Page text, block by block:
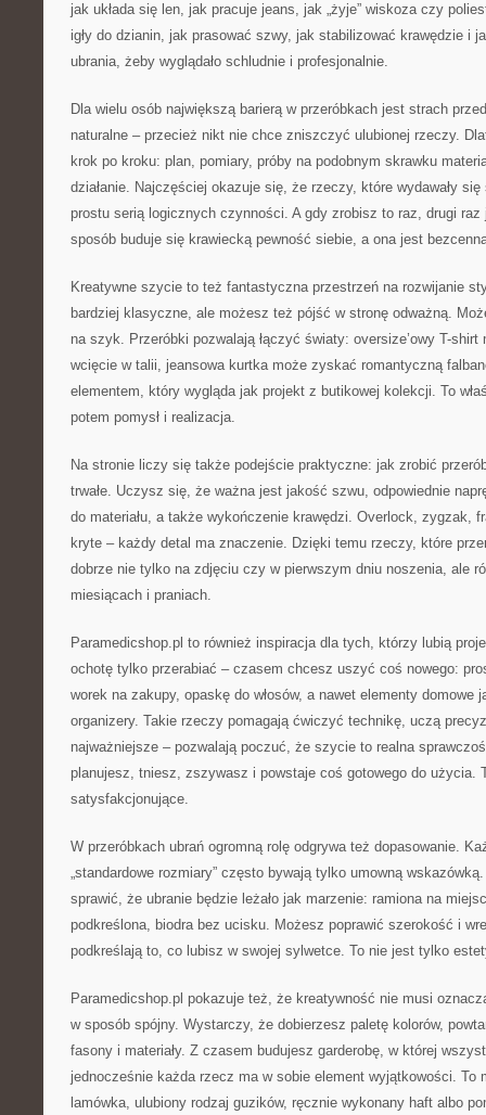
jak układa się len, jak pracuje jeans, jak „żyje” wiskoza czy
igły do dzianin, jak prasować szwy, jak stabilizować krawędzie i
ubrania, żeby wyglądało schludnie i profesjonalnie.
Dla wielu osób największą barierą w przeróbkach jest strach
naturalne – przecież nikt nie chce zniszczyć ulubionej rzeczy.
krok po kroku: plan, pomiary, próby na podobnym skrawku
działanie. Najczęściej okazuje się, że rzeczy, które wydawały
prostu serią logicznych czynności. A gdy zrobisz to raz, drugi raz
sposób buduje się krawiecką pewność siebie, a ona jest
Kreatywne szycie to też fantastyczna przestrzeń na rozwijanie
bardziej klasyczne, ale możesz też pójść w stronę odważną.
na szyk. Przeróbki pozwalają łączyć światy: oversize’owy T-
wcięcie w talii, jeansowa kurtka może zyskać romantyczną
elementem, który wygląda jak projekt z butikowej kolekcji. To
potem pomysł i realizacja.
Na stronie liczy się także podejście praktyczne: jak zrobić
trwałe. Uczysz się, że ważna jest jakość szwu, odpowiednie
do materiału, a także wykończenie krawędzi. Overlock, zygzak,
kryte – każdy detal ma znaczenie. Dzięki temu rzeczy, które
dobrze nie tylko na zdjęciu czy w pierwszym dniu noszenia, ale
miesiącach i praniach.
Paramedicshop.pl to również inspiracja dla tych, którzy lubią
ochotę tylko przerabiać – czasem chcesz uszyć coś nowego:
worek na zakupy, opaskę do włosów, a nawet elementy domowe
organizery. Takie rzeczy pomagają ćwiczyć technikę, uczą
najważniejsze – pozwalają poczuć, że szycie to realna
planujesz, tniesz, zszywasz i powstaje coś gotowego do użycia.
satysfakcjonujące.
W przeróbkach ubrań ogromną rolę odgrywa też dopasowanie.
„standardowe rozmiary” często bywają tylko umowną
sprawić, że ubranie będzie leżało jak marzenie: ramiona na
podkreślona, biodra bez ucisku. Możesz poprawić szerokość i
podkreślają to, co lubisz w swojej sylwetce. To nie jest tylko
Paramedicshop.pl pokazuje też, że kreatywność nie musi
w sposób spójny. Wystarczy, że dobierzesz paletę kolorów,
fasony i materiały. Z czasem budujesz garderobę, w której
jednocześnie każda rzecz ma w sobie element wyjątkowości. To
lamówka, ulubiony rodzaj guzików, ręcznie wykonany haft albo